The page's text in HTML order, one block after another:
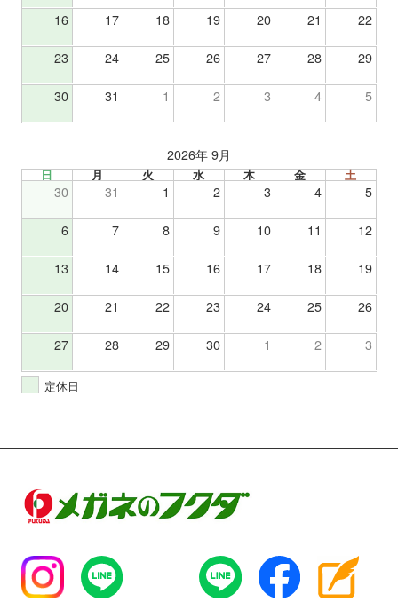
16 17 18 19 20 21 22
23 24 25 26 27 28 29
30 31 1 2 3 4 5
2026年 9月
日 月 火 水 木 金 土
30 31 1 2 3 4 5
6 7 8 9 10 11 12
13 14 15 16 17 18 19
20 21 22 23 24 25 26
27 28 29 30 1 2 3
定休日